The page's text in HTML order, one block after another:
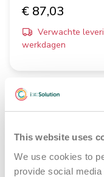
This website uses
We use cookies to
provide social
€ 87,03
Verwachte
werkdagen